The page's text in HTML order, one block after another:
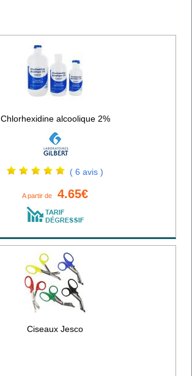
Chlorhexidine alcoolique 2%
( 6 avis )
A partir de 4.65€
Ciseaux Jesco